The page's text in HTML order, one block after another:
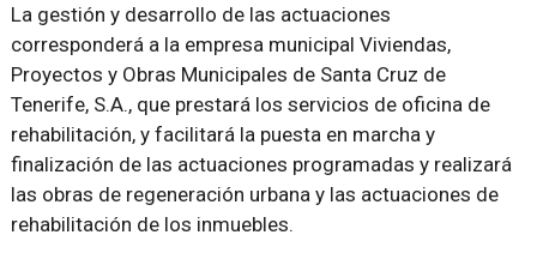
La gestión y desarrollo de las actuaciones
corresponderá a la empresa municipal Viviendas,
Proyectos y Obras Municipales de Santa Cruz de
Tenerife, S.A., que prestará los servicios de oficina de
rehabilitación, y facilitará la puesta en marcha y
finalización de las actuaciones programadas y realizará
las obras de regeneración urbana y las actuaciones de
rehabilitación de los inmuebles.